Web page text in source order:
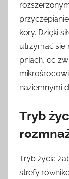
kory. Dzięki
utrzymać się
pniach, co
naziemnymi
Tryb
Tryb życia
strefy